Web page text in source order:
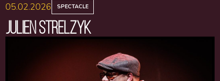
05.02.2026 SPECTACLE
JULIEN STRELZYK